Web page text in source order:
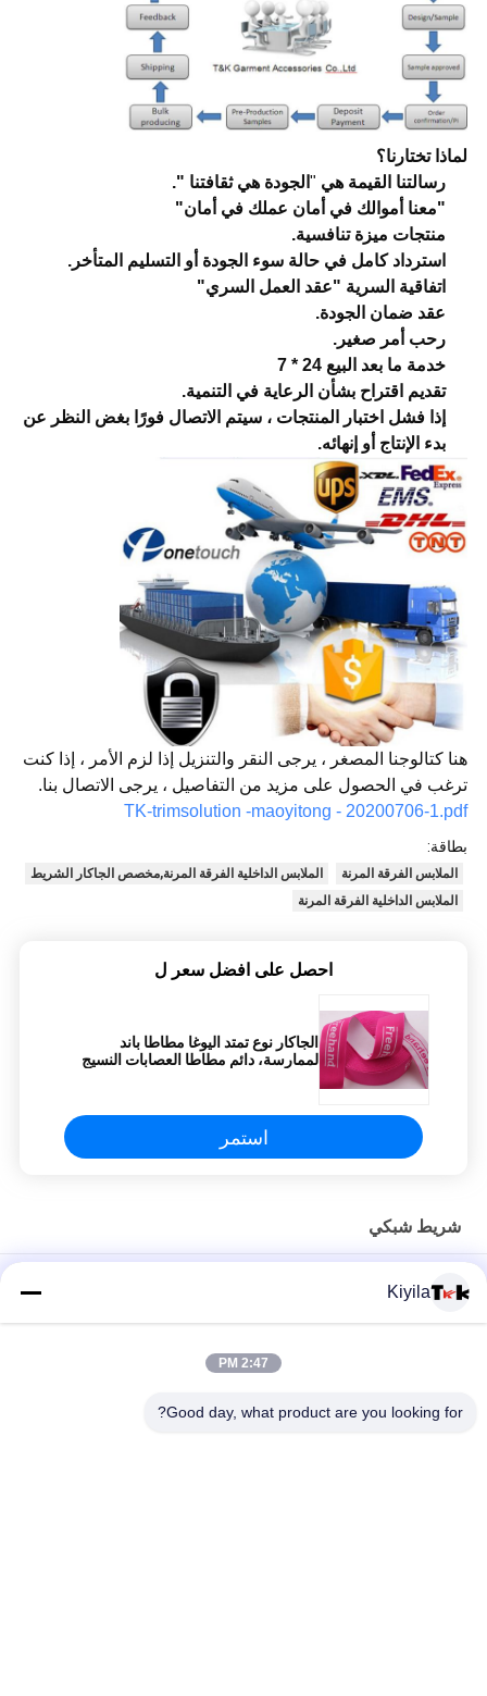
لماذا تختارنا؟
رسالتنا القيمة هي "الجودة هي ثقافتنا ".
"معنا أموالك في أمان عملك في أمان"
منتجات ميزة تنافسية.
استرداد كامل في حالة سوء الجودة أو التسليم المتأخر.
اتفاقية السرية "عقد العمل السري"
عقد ضمان الجودة.
رحب أمر صغير.
خدمة ما بعد البيع 24 * 7
تقديم اقتراح بشأن الرعاية في التنمية.
إذا فشل اختبار المنتجات ، سيتم الاتصال فورًا بغض النظر عن
بدء الإنتاج أو إنهائه.
هنا كتالوجنا المصغر ، يرجى النقر والتنزيل إذا لزم الأمر ، إذا كنت
ترغب في الحصول على مزيد من التفاصيل ، يرجى الاتصال بنا.
TK-trimsolution -maoyitong - 20200706-1.pdf
بطاقة:
الملابس الفرقة المرنة
الملابس الداخلية الفرقة المرنة,مخصص الجاكار الشريط
الملابس الداخلية الفرقة المرنة
احصل على افضل سعر ل
الجاكار نوع تمتد اليوغا مطاطا باند
لممارسة، دائم مطاطا العصابات النسيج
استمر
شريط شبكي
مخصص اليوغا رياضة الجاكار مطاطا باند سيليكون شاشة الطباعة
حسب الطلب
Kiyila
2:47 PM
Good day, what product are you looking for?